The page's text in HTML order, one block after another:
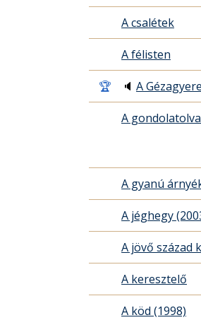
A csalétek
A félisten
🏆 🔈 A
A
A gyanú
A jéghegy
A jövő század
A keresztelő
A köd (1998)